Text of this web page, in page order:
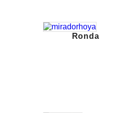
Ronda